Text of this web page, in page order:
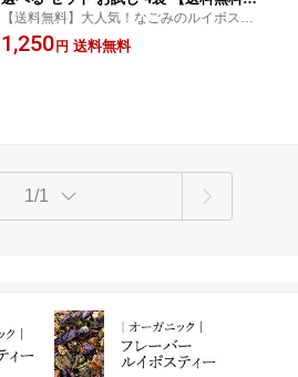
マロウブルー ローズヒップ カモミール
ラベンダー 36種 リーフ ハーブ ギフト
【送料無料】大人気！なごみのルイボステ
ィー4種も選べるようになりました！オーガ
ニックにこだわったハーブティーセットで
1,250 円 送料無料
1/1